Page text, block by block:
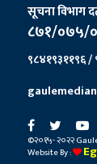
सूचना विभाग
८७१/०७५/
९८४१९३११९६
©२०१५- २०२२
Website By :